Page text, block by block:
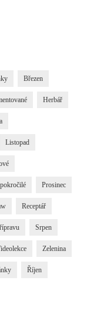
Březen
Herbář
Listopad
Prosinec
Receptář
Srpen
Zelenina
Říjen